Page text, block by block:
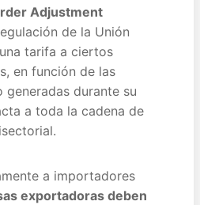
Adjustment
de la Unión
tarifa a ciertos
en función de las
generadas durante su
a toda la cadena de
a importadores
exportadoras deben